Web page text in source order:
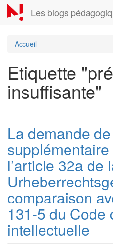
Aller
au
contenu
Les blogs
Accueil
Etiquette
insuffisante"
La demande
l’article 32a de
comparaison
131-5 du Code
intellectuelle